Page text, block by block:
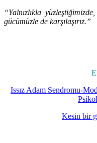
“Yalnızlıkla
gücümüzle de karşılaşırız.”
Issız Adam Sendromu-
Kesin bir